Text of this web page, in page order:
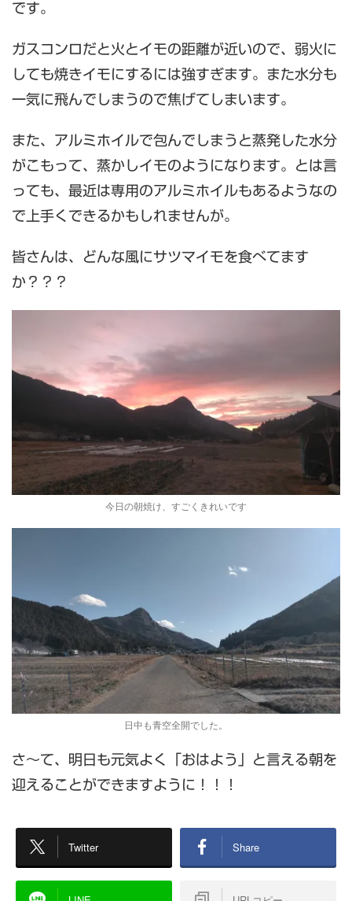
です。
ガスコンロだと火とイモの距離が近いので、弱火に
しても焼きイモにするには強すぎます。また水分も
一気に飛んでしまうので焦げてしまいます。
また、アルミホイルで包んでしまうと蒸発した水分
がこもって、蒸かしイモのようになります。とは言
っても、最近は専用のアルミホイルもあるようなの
で上手くできるかもしれませんが。
皆さんは、どんな風にサツマイモを食べてます
か？？？
今日の朝焼け、すごくきれいです
日中も青空全開でした。
さ～て、明日も元気よく「おはよう」と言える朝を
迎えることができますように！！！
Twitter Share